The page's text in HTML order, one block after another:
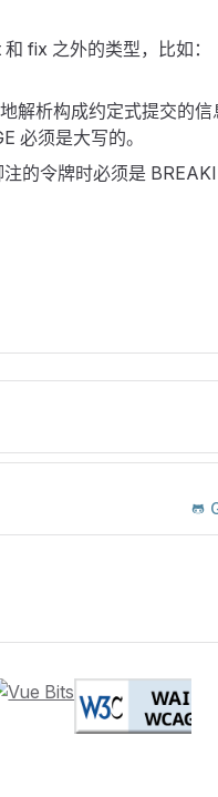
fix 之外的类型，比如：
解析构成约定式提交的信
必须是大写的。
的令牌时必须是